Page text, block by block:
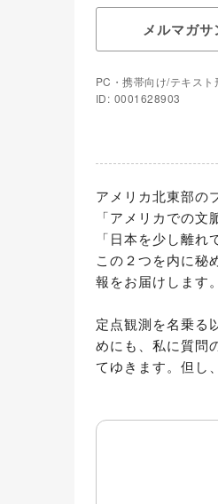
メルマガ
PC・携帯向け/テキスト
ID: 0001628903
アメリカ北東部の
「アメリカでの文
「日本を少し離れ
この２つを内に秘
報をお届けします。
定点観測を名乗る
めにも、私に質問
てゆきます。但し